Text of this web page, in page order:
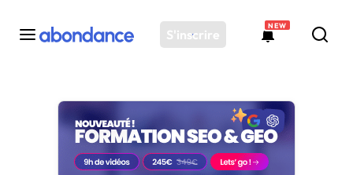
S'inscrire
NEW
Toutes les actus
Actus SEO
Plateforme